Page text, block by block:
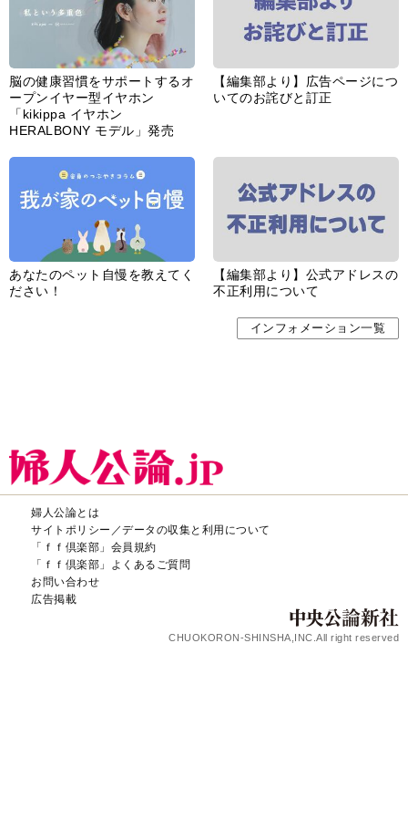
脳の健康習慣をサポートするオ
ープンイヤー型イヤホン
「kikippa イヤホン
HERALBONY モデル」発売
【編集部より】広告ページにつ
いてのお詫びと訂正
あなたのペット自慢を教えてく
ださい！
【編集部より】公式アドレスの
不正利用について
インフォメーション一覧
婦人公論とは
サイトポリシー／データの収集と利用について
「ｆｆ倶楽部」会員規約
「ｆｆ倶楽部」よくあるご質問
お問い合わせ
広告掲載
CHUOKORON-SHINSHA,INC.All right reserved